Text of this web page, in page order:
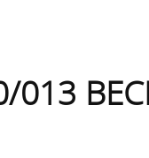
013